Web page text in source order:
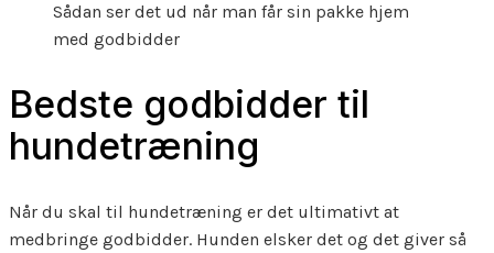
Sådan ser det ud når man får sin pakke hjem
med godbidder
Bedste godbidder til
hundetræning
Når du skal til hundetræning er det ultimativt at
medbringe godbidder. Hunden elsker det og det giver så